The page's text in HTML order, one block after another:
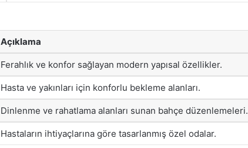
Açıklama
Ferahlık ve konfor sağlayan modern yapısal özellikler.
Hasta ve yakınları için konforlu bekleme alanları.
Dinlenme ve rahatlama alanları sunan bahçe düzenlemeleri.
Hastaların ihtiyaçlarına göre tasarlanmış özel odalar.